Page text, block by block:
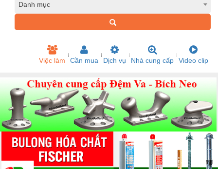
Danh mục
Việc làm Cần mua Dịch vụ Nhà cung cấp Video clip